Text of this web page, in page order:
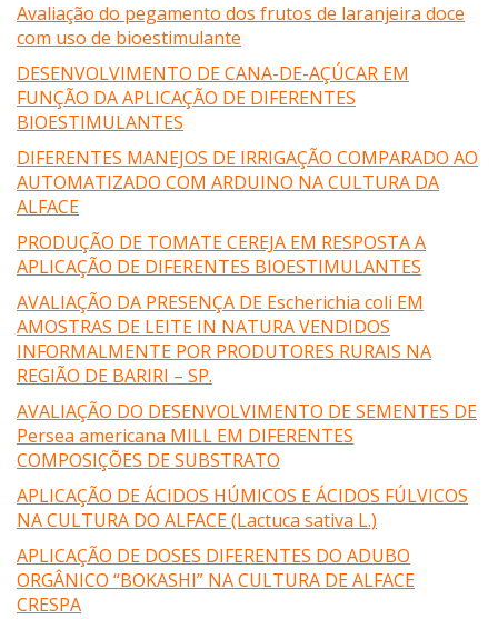
Avaliação do pegamento dos frutos de laranjeira doce
com uso de bioestimulante
DESENVOLVIMENTO DE CANA-DE-AÇÚCAR EM
FUNÇÃO DA APLICAÇÃO DE DIFERENTES
BIOESTIMULANTES
DIFERENTES MANEJOS DE IRRIGAÇÃO COMPARADO AO
AUTOMATIZADO COM ARDUINO NA CULTURA DA
ALFACE
PRODUÇÃO DE TOMATE CEREJA EM RESPOSTA A
APLICAÇÃO DE DIFERENTES BIOESTIMULANTES
AVALIAÇÃO DA PRESENÇA DE Escherichia coli EM
AMOSTRAS DE LEITE IN NATURA VENDIDOS
INFORMALMENTE POR PRODUTORES RURAIS NA
REGIÃO DE BARIRI – SP.
AVALIAÇÃO DO DESENVOLVIMENTO DE SEMENTES DE
Persea americana MILL EM DIFERENTES
COMPOSIÇÕES DE SUBSTRATO
APLICAÇÃO DE ÁCIDOS HÚMICOS E ÁCIDOS FÚLVICOS
NA CULTURA DO ALFACE (Lactuca sativa L.)
APLICAÇÃO DE DOSES DIFERENTES DO ADUBO
ORGÂNICO “BOKASHI” NA CULTURA DE ALFACE
CRESPA